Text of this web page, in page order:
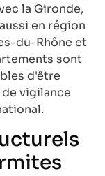
la Gironde,
en région
du-Rhône et
sont
d'être
vigilance